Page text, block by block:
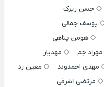
حسن زیرک
یوسف جمالی
هومن پناهی
مهراد جم
مهدیار
مهدی احمدوند
معین زد
مرتضی اشرفی